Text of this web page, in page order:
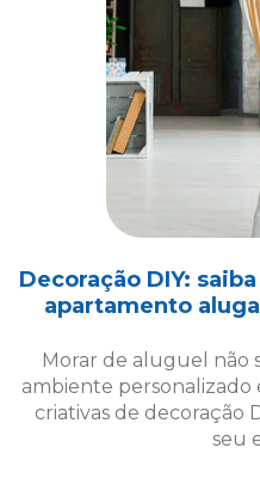
Decoração DIY:
apartamento
Morar de aluguel não
ambiente personalizado
criativas de decoração